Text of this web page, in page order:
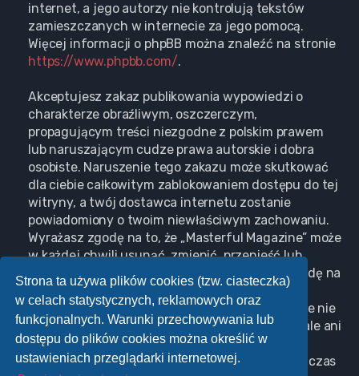
Strona ta używa plików cookies (tzw. ciasteczka)
w celach statystycznych, reklamowych oraz
funkcjonalnych. Warunki przechowywania lub
dostępu do plików cookies można określić w
ustawieniach przeglądarki internetowej.
internet, a jego autorzy nie kontrolują tekstów
zamieszczanych w internecie za jego pomocą.
Więcej informacji o phpBB można znaleźć na stronie
https://www.phpbb.com/.
Akceptujesz zakaz publikowania wypowiedzi o
charakterze obraźliwym, oszczerczym,
propagującym treści niezgodne z polskim prawem
lub naruszającym cudze prawa autorskie i dobra
osobiste. Naruszenie tego zakazu może skutkować
dla ciebie całkowitym zablokowaniem dostępu do tej
witryny, a twój dostawca internetu zostanie
powiadomiony o twoim niewłaściwym zachowaniu.
Wyrażasz zgodę na to, że „Masterful Magazine” może
w każdej chwili usunąć, zmienić, przenieść lub
zamknąć każdy twój temat, post. Wyrażasz zgodę na
zapisywanie wszystkich podanych przez ciebie
informacji w naszej bazie danych. Informacje te nie
będą przekazywane nikomu bez twojej zgody, ale ani
„Masterful Magazine”, ani phpBB nie ponosi
odpowiedzialności za włamania do witryny, podczas